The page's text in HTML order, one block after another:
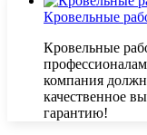
Кровельные
Кровельные
компания
качественное
гарантию!